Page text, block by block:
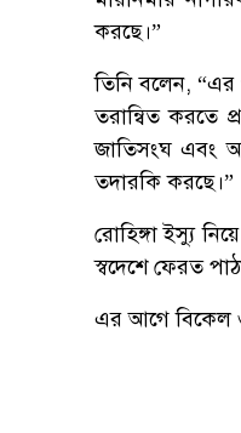
করছে।”
তিনি বলেন, “এর
তরান্বিত করতে
জাতিসংঘ এবং
তদারকি করছে।”
রোহিঙ্গা ইস্যু
স্বদেশে ফেরত
এর আগে বিকেল